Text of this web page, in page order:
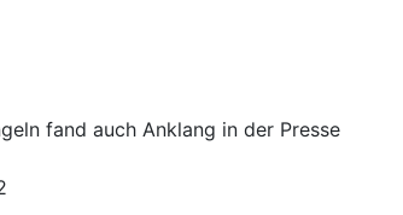
fand auch Anklang in der Presse